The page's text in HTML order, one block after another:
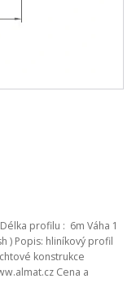
profilu : 6m Váha 1
) Popis: hliníkový profil
konstrukce
Cena a